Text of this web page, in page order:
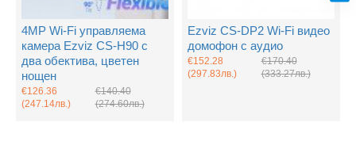
4MP Wi-Fi управляема
камера Ezviz CS-H90 с
два обектива, цветен
нощен
€126.36
(247.14лв.)
€140.40
(274.60лв.)
Ezviz CS-DP2 Wi-Fi видео
домофон с аудио
€152.28
(297.83лв.)
€170.40
(333.27лв.)